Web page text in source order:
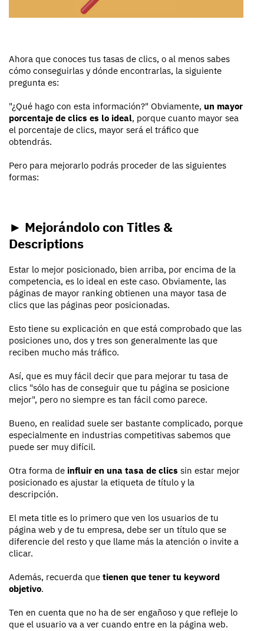
Ahora que conoces tus tasas de clics, o al menos sabes
cómo conseguirlas y dónde encontrarlas, la siguiente
pregunta es:
"¿Qué hago con esta información?" Obviamente, un mayor
porcentaje de clics es lo ideal, porque cuanto mayor sea
el porcentaje de clics, mayor será el tráfico que
obtendrás.
Pero para mejorarlo podrás proceder de las siguientes
formas:
► Mejorándolo con Titles &
Descriptions
Estar lo mejor posicionado, bien arriba, por encima de la
competencia, es lo ideal en este caso. Obviamente, las
páginas de mayor ranking obtienen una mayor tasa de
clics que las páginas peor posicionadas.
Esto tiene su explicación en que está comprobado que las
posiciones uno, dos y tres son generalmente las que
reciben mucho más tráfico.
Así, que es muy fácil decir que para mejorar tu tasa de
clics "sólo has de conseguir que tu página se posicione
mejor", pero no siempre es tan fácil como parece.
Bueno, en realidad suele ser bastante complicado, porque
especialmente en industrias competitivas sabemos que
puede ser muy difícil.
Otra forma de influir en una tasa de clics sin estar mejor
posicionado es ajustar la etiqueta de título y la
descripción.
El meta title es lo primero que ven los usuarios de tu
página web y de tu empresa, debe ser un título que se
diferencie del resto y que llame más la atención o invite a
clicar.
Además, recuerda que tienen que tener tu keyword
objetivo.
Ten en cuenta que no ha de ser engañoso y que refleje lo
que el usuario va a ver cuando entre en la página web.